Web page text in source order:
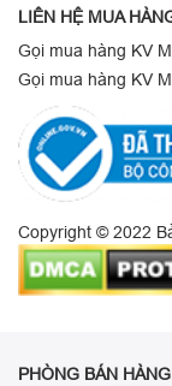
LIÊN HỆ MUA
Gọi mua hàng KV
Gọi mua hàng KV
Copyright © 2022
PHÒNG BÁN